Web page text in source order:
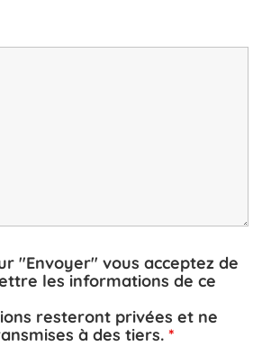
"Envoyer" vous acceptez de
les informations de ce
resteront privées et ne
à des tiers. *